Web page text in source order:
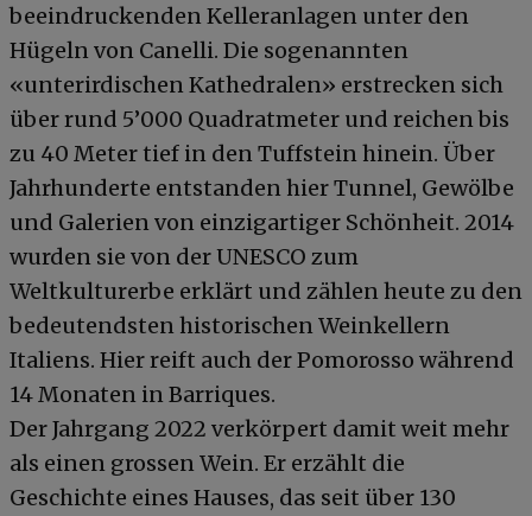
beeindruckenden Kelleranlagen unter den
Hügeln von Canelli. Die sogenannten
«unterirdischen Kathedralen» erstrecken sich
über rund 5’000 Quadratmeter und reichen bis
zu 40 Meter tief in den Tuffstein hinein. Über
Jahrhunderte entstanden hier Tunnel, Gewölbe
und Galerien von einzigartiger Schönheit. 2014
wurden sie von der UNESCO zum
Weltkulturerbe erklärt und zählen heute zu den
bedeutendsten historischen Weinkellern
Italiens. Hier reift auch der Pomorosso während
14 Monaten in Barriques.
Der Jahrgang 2022 verkörpert damit weit mehr
als einen grossen Wein. Er erzählt die
Geschichte eines Hauses, das seit über 130